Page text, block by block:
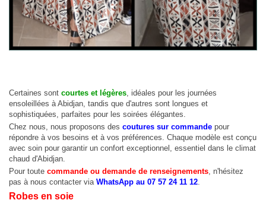
Certaines sont courtes et légères, idéales pour les journées
ensoleillées à Abidjan, tandis que d'autres sont longues et
sophistiquées, parfaites pour les soirées élégantes.
Chez nous, nous proposons des coutures sur commande pour
répondre à vos besoins et à vos préférences. Chaque modèle est conçu
avec soin pour garantir un confort exceptionnel, essentiel dans le climat
chaud d'Abidjan.
Pour toute commande ou demande de renseignements, n'hésitez
pas à nous contacter via WhatsApp au 07 57 24 11 12.
Robes en soie